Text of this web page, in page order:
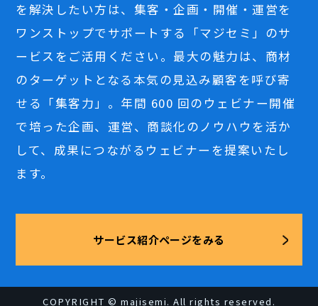
を解決したい方は、集客・企画・開催・運営を
ワンストップでサポートする「マジセミ」のサ
ービスをご活用ください。最大の魅力は、商材
のターゲットとなる本気の見込み顧客を呼び寄
せる「集客力」。年間 600 回のウェビナー開催
で培った企画、運営、商談化のノウハウを活か
して、成果につながるウェビナーを提案いたし
ます。
サービス紹介ページをみる
COPYRIGHT © majisemi. All rights reserved.